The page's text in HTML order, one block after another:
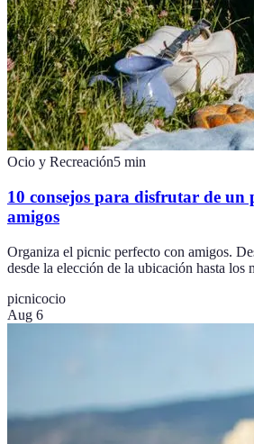
Ocio y Recreación5 min
10 consejos para disfrutar de un
amigos
Organiza el picnic perfecto con amigos.
desde la elección de la ubicación hasta los
picnicocio
Aug 6